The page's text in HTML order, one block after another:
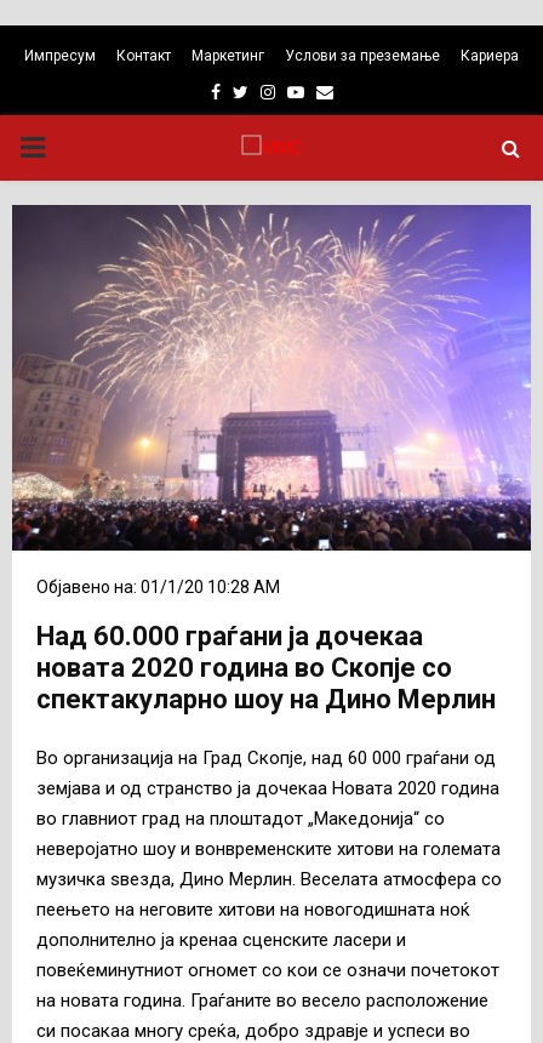
Импресум Контакт Маркетинг Услови за преземање Кариера
Facebook
TwitterInstagram
Youtube
Email
PRIMARY
MENU
Објавено на: 01/1/20 10:28 AM
Над 60.000 граѓани ја дочекаа
новата 2020 година во Скопје со
спектакуларно шоу на Дино Мерлин
Во организација на Град Скопје, над 60 000 граѓани од
земјава и од странство ја дочекаа Новата 2020 година
во главниот град на плоштадот „Македонија“ со
неверојатно шоу и вонвременските хитови на големата
музичка ѕвезда, Дино Мерлин. Веселата атмосфера со
пеењето на неговите хитови на новогодишната ноќ
дополнително ја кренаа сценските ласери и
повеќеминутниот огномет со кои се означи почетокот
на новата година. Граѓаните во весело расположение
си посакаа многу среќа, добро здравје и успеси во